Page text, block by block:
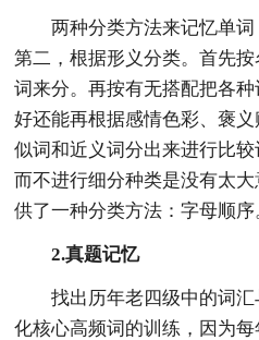
两种分类方法来记忆单词
第二，根据形义分类。首先
词来分。再按有无搭配把各
好还能再根据感情色彩、褒
似词和近义词分出来进行比较
而不进行细分种类是没有太
供了一种分类方法：字母顺序
2.真题记忆
找出历年老四级中的词
化核心高频词的训练，因为